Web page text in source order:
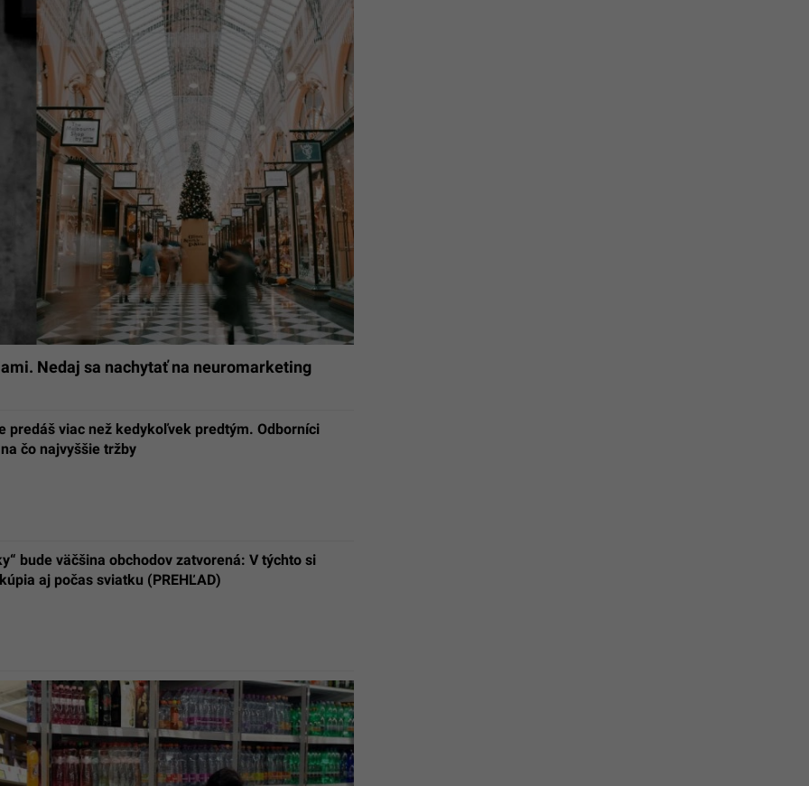
Nedaj sa nachytať na neuromarketing
predáš viac než kedykoľvek predtým. Odborníci
čo najvyššie tržby
bude väčšina obchodov zatvorená: V týchto si
aj počas sviatku (PREHĽAD)